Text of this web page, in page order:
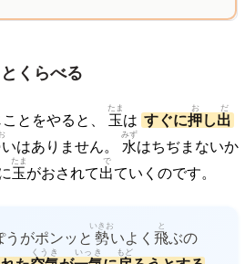
くらべる
ことをやると、 玉
たま
は すぐに押
お
し出
だ
いはありません。 水
みず
はちぢまないか
玉
たま
がおされて出
で
ていくのです。
うがポンッと 勢
いきお
いよく 飛
と
ぶの
くうき いっき もど